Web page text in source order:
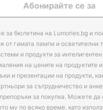
Абонирайте се за
за бюлетина на Lumories.bg и
от гамата лампи и осветителни
и продукти за
на цените на продуктите
и презентации на продукти,
за сътрудничество и
за покупка. Можете да
му по всяко време, като